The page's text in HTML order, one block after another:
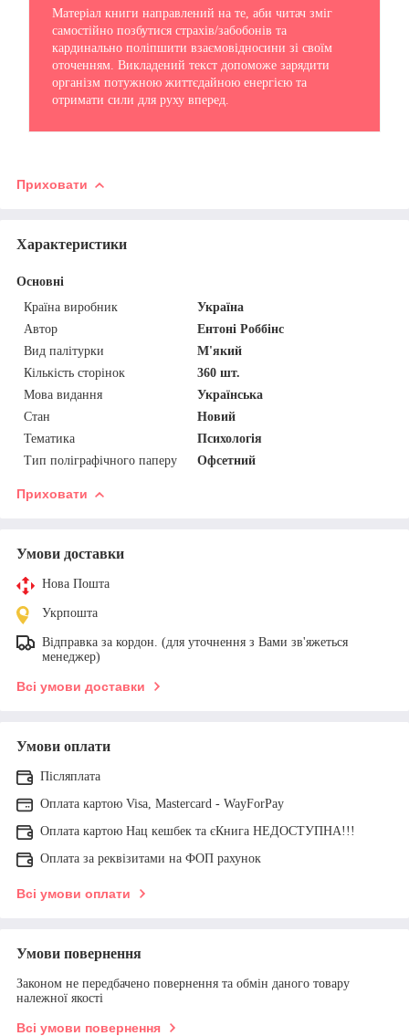
Матеріал книги направлений на те, аби читач зміг
самостійно позбутися страхів/забобонів та
кардинально поліпшити взаємовідносини зі своїм
оточенням. Викладений текст допоможе зарядити
організм потужною життєдайною енергією та
отримати сили для руху вперед.
Приховати
Характеристики
Основні
Країна виробник
Україна
Автор
Ентоні Роббінс
Вид палітурки
М'який
Кількість сторінок
360 шт.
Мова видання
Українська
Стан
Новий
Тематика
Психологія
Тип поліграфічного паперу
Офсетний
Приховати
Умови доставки
Нова Пошта
Укрпошта
Відправка за кордон. (для уточнення з Вами зв'яжеться
менеджер)
Всі умови доставки
Умови оплати
Післяплата
Оплата картою Visa, Mastercard - WayForPay
Оплата картою Нац кешбек та єКнига НЕДОСТУПНА!!!
Оплата за реквізитами на ФОП рахунок
Всі умови оплати
Умови повернення
Законом не передбачено повернення та обмін даного товару
належної якості
Всі умови повернення